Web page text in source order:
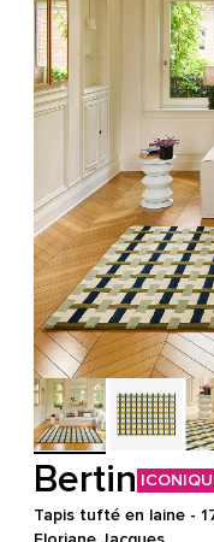
Bertin
Tapis tufté en laine -